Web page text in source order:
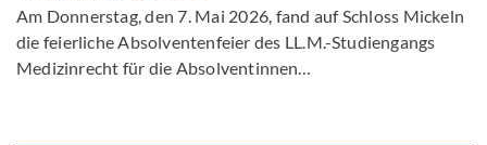
Am Donnerstag, den 7. Mai 2026, fand auf Schloss Mickeln
die feierliche Absolventenfeier des LL.M.-Studiengangs
Medizinrecht für die Absolventinnen…